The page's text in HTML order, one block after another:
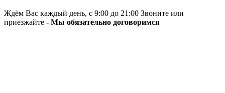
Ждём Вас каждый день, с 9:00 до 21:00 Звоните или
приезжайте - Мы обязательно договоримся